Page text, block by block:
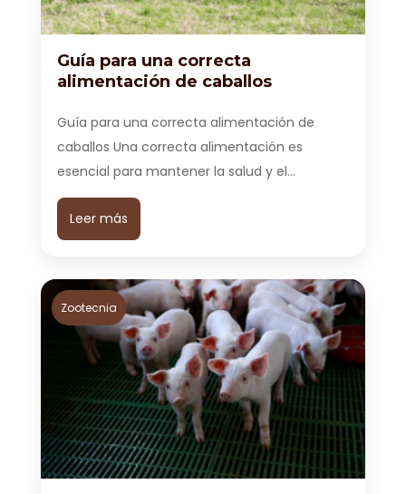
Guía para una correcta
alimentación de caballos
Guía para una correcta alimentación de
caballos Una correcta alimentación es
esencial para mantener la salud y el…
Leer más
Zootecnia